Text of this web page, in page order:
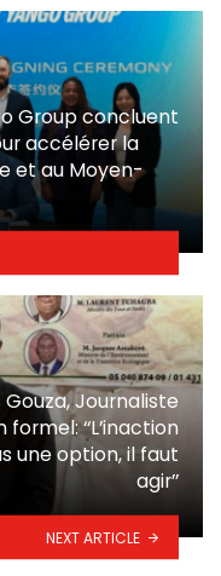
Group concluent
accélérer la
et au Moyen-
Gouza, Journaliste
‘‘L’inaction
une option, il faut
agir’’
NEXT ARTICLE